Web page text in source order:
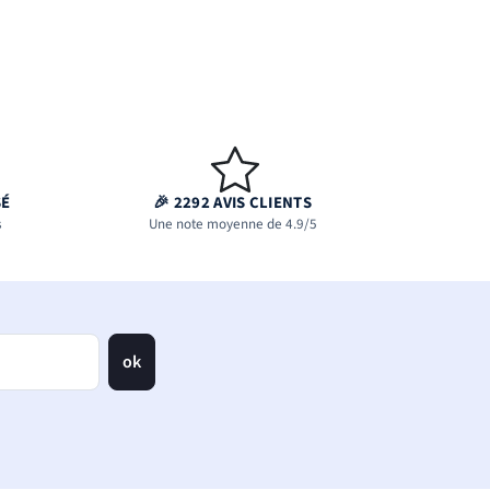
🎉 2292 AVIS CLIENTS
Une note moyenne de 4.9/5
ok